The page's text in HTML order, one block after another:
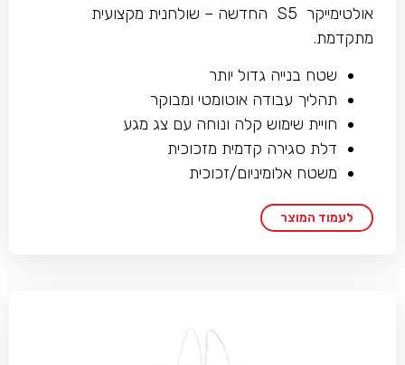
אולטימייקר S5 החדשה – שולחנית מקצועית
מתקדמת.
שטח בנייה גדול יותר
תהליך עבודה אוטומטי ומבוקר
חויית שימוש קלה ונוחה עם צג מגע
דלת סגירה קדמית מזכוכית
משטח אלומיניום/זכוכית
לעמוד המוצר